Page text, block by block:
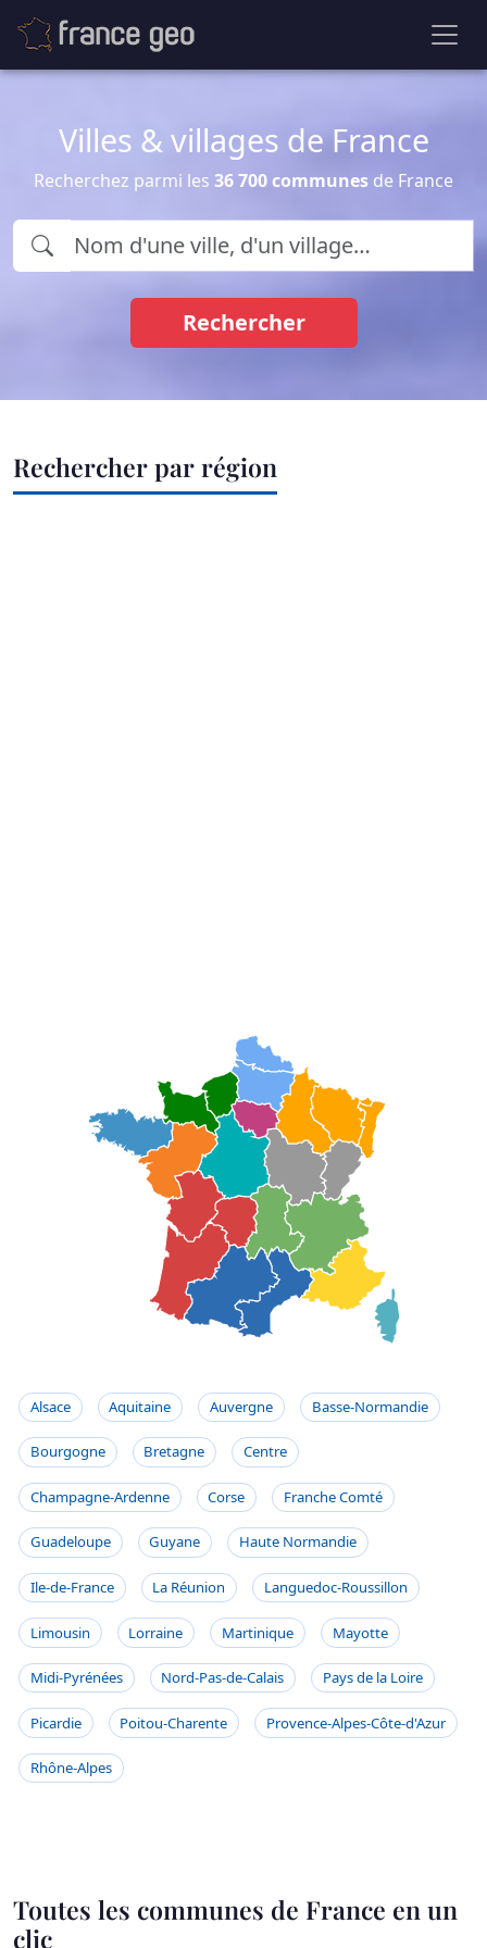
Villes & villages de France
Recherchez parmi les 36 700 communes de France
Rechercher
Rechercher par région
Alsace Aquitaine Auvergne Basse-Normandie
Bourgogne Bretagne Centre
Champagne-Ardenne Corse Franche Comté
Guadeloupe Guyane Haute Normandie
Ile-de-France La Réunion Languedoc-Roussillon
Limousin Lorraine Martinique Mayotte
Midi-Pyrénées Nord-Pas-de-Calais Pays de la Loire
Picardie Poitou-Charente Provence-Alpes-Côte-d'Azur
Rhône-Alpes
Toutes les communes de France en un
clic